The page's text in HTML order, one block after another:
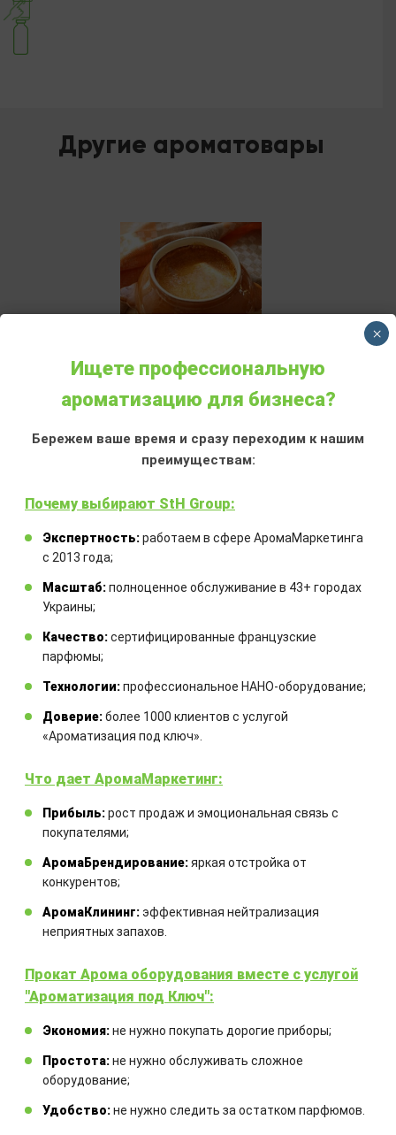
Другие ароматовары
АРОМАДИФФУЗОР
ТОПЛЕНОЕ МОЛОКО
Объем:
100 мл
аромат печенья с топленым
молоком, очень нежный и «вкусный»,
именно то, что мы так любили в
детстве.
Аромадиффузор:
ароматической жидкостью и
комплектом бамбуковых палочек
600,00₴
Закажите технический расчет
оборудования
Комбинация оборудования
рассчитывается для каждого
отдельного проекта
Ищете профессиональную
ароматизацию для бизнеса?
Бережем ваше время и сразу переходим к нашим
преимуществам:
Почему выбирают StH Group:
Экспертность:работаем в сфере АромаМаркетинга
с 2013 года;
Масштаб:полноценное обслуживание в 43+ городах
Украины;
Качество:сертифицированные французские
парфюмы;
Технологии:профессиональное НАНО-оборудование;
Доверие:более 1000 клиентов с услугой
«Ароматизация под ключ».
Что дает АромаМаркетинг:
Прибыль:рост продаж и эмоциональная связь с
покупателями;
АромаБрендирование:яркая отстройка от
конкурентов;
АромаКлининг:эффективная нейтрализация
неприятных запахов.
Прокат Арома оборудования вместе с услугой
"Ароматизация под Ключ":
Экономия:не нужно покупать дорогие приборы;
Простота:не нужно обслуживать сложное
оборудование;
Удобство:не нужно следить за остатком парфюмов.
×